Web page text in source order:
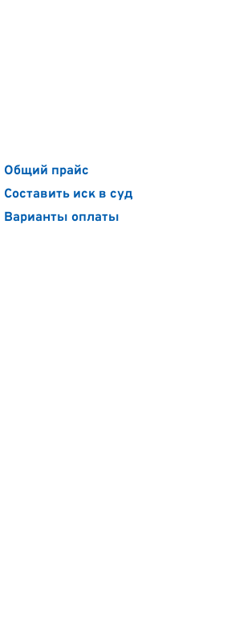
Общий прайс
Составить иск в суд
Варианты оплаты